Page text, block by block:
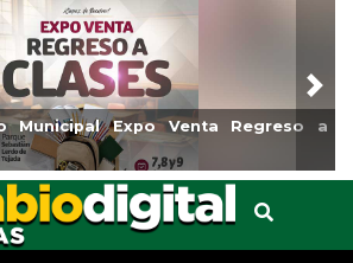
Venta Regreso a
Reabrirá